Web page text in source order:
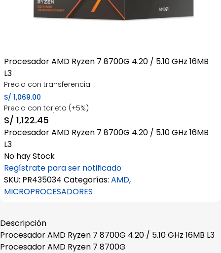
Procesador AMD Ryzen 7 8700G 4.20 / 5.10 GHz 16MB
L3
Precio con transferencia
S/ 1,069.00
Precio con tarjeta (+5%)
S/ 1,122.45
Procesador AMD Ryzen 7 8700G 4.20 / 5.10 GHz 16MB
L3
No hay Stock
Regístrate para ser notificado
SKU: PR435034 Categorías: AMD,
MICROPROCESADORES
Descripción
Procesador AMD Ryzen 7 8700G 4.20 / 5.10 GHz 16MB L3
Procesador AMD Ryzen 7 8700G